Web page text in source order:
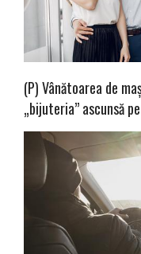
(P) Vânătoarea de
„bijuteria” ascunsă